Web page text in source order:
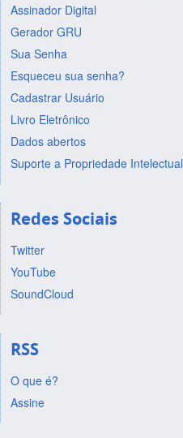
Assinador Digital
Gerador GRU
Sua Senha
Esqueceu sua senha?
Cadastrar Usuário
Livro Eletrônico
Dados abertos
Suporte a Propriedade Intelectual
Redes Sociais
Twitter
YouTube
SoundCloud
RSS
O que é?
Assine